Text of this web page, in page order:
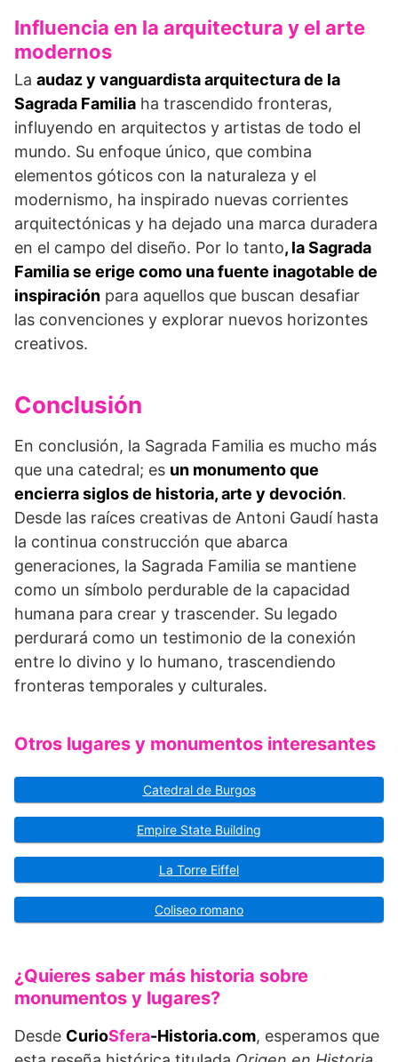
Influencia en la arquitectura y el arte
modernos
La audaz y vanguardista arquitectura de la
Sagrada Familia ha trascendido fronteras,
influyendo en arquitectos y artistas de todo el
mundo. Su enfoque único, que combina
elementos góticos con la naturaleza y el
modernismo, ha inspirado nuevas corrientes
arquitectónicas y ha dejado una marca duradera
en el campo del diseño. Por lo tanto, la Sagrada
Familia se erige como una fuente inagotable de
inspiración para aquellos que buscan desafiar
las convenciones y explorar nuevos horizontes
creativos.
Conclusión
En conclusión, la Sagrada Familia es mucho más
que una catedral; es un monumento que
encierra siglos de historia, arte y devoción.
Desde las raíces creativas de Antoni Gaudí hasta
la continua construcción que abarca
generaciones, la Sagrada Familia se mantiene
como un símbolo perdurable de la capacidad
humana para crear y trascender. Su legado
perdurará como un testimonio de la conexión
entre lo divino y lo humano, trascendiendo
fronteras temporales y culturales.
Otros lugares y monumentos interesantes
Catedral de Burgos
Empire State Building
La Torre Eiffel
Coliseo romano
¿Quieres saber más historia sobre
monumentos y lugares?
Desde CurioSfera-Historia.com, esperamos que